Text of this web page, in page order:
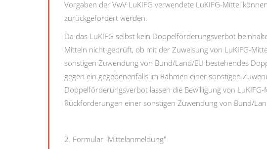
Vorgaben der VwV LuKIFG verwendete LuKIFG-Mittel
zurückgefordert werden.
Da das LuKIFG selbst kein Doppelförderungsverbot
Mitteln nicht geprüft, ob mit der Zuweisung von LuKIFG-
sonstigen Zuwendung von Bund/Land/EU bestehendes
gegen ein gegebenenfalls im Rahmen einer sonstigen
Doppelförderungsverbot lassen die Bewilligung von
Rückforderungen einer sonstigen Zuwendung von Bund/
2. Formular "Mittelanmeldung"